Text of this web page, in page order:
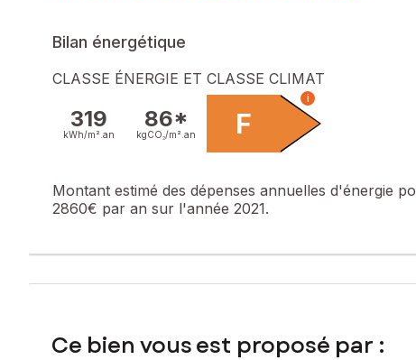
Honoraires charge vendeur
Contactez votre conseiller SAFTI : Hélène PENSEC, Tél. :
844664425
Bilan énergétique
CLASSE ÉNERGIE ET CLASSE CLIMAT
319
kWh/m². an
86*
kgCO₂/m². an F
i
Montant estimé des dépenses annuelles d'énergie
2860€ par an sur l'année 2021.
Ce bien vous est proposé par :